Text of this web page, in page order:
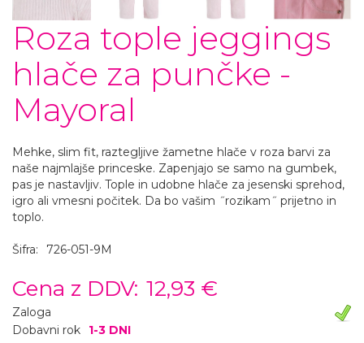
Roza tople jeggings
hlače za punčke -
Mayoral
Mehke, slim fit, raztegljive žametne hlače v roza barvi za
naše najmlajše princeske. Zapenjajo se samo na gumbek,
pas je nastavljiv. Tople in udobne hlače za jesenski sprehod,
igro ali vmesni počitek. Da bo vašim ˝rozikam˝ prijetno in
toplo.
Šifra: 726-051-9M
Cena z DDV: 12,93 €
Zaloga
Dobavni rok
1-3 DNI